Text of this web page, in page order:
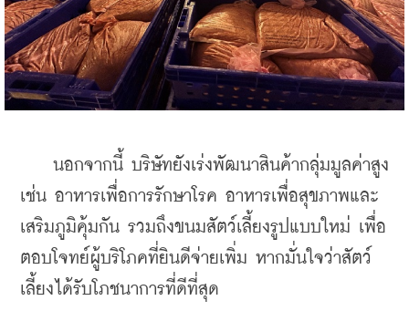
นอกจากนี้ บริษัทยังเร่งพัฒนาสินค้ากลุ่มมูลค่าสูง
เช่น อาหารเพื่อการรักษาโรค อาหารเพื่อสุขภาพและ
เสริมภูมิคุ้มกัน รวมถึงขนมสัตว์เลี้ยงรูปแบบใหม่ เพื่อ
ตอบโจทย์ผู้บริโภคที่ยินดีจ่ายเพิ่ม หากมั่นใจว่าสัตว์
เลี้ยงได้รับโภชนาการที่ดีที่สุด